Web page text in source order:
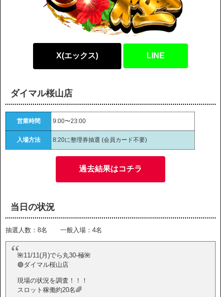
X(エックス) LINE
ダイマル桜山店
営業時間 9:00〜23:00
入場方法 8:20に整理券抽選 (会員カード不要)
過去結果はコチラ
当日の状況
抽選人数：8名 一般入場：4名
🌺11/11(月)でら丸30-極🌺
🟢ダイマル桜山店
現場の状況を調査！！！
スロット稼働約20名🌈